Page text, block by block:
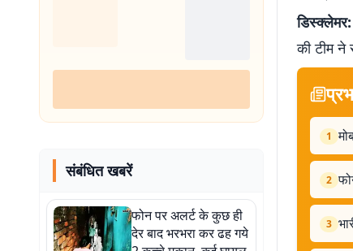
संबंधित खबरें
फोन पर अलर्ट के कुछ ही
देर बाद भरभरा कर ढह गये
डिस्क्लेमर:
की टीम ने
1
2
3